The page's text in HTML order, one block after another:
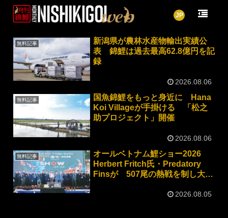
pickup
無料記事
新潟県が農林水産物輸出実績公
表 錦鯉は過去最高62.8億円を記
録
2026.08.06
無料記事
国魚錦鯉をもっと身近に Hana
Koi Villageが手掛ける 「松之
助プロジェクト」開催
2026.08.06
無料記事
オールベトナム鯉ショー2026
Herbert Fritch氏・Predatory
Finsが 507尾の熱戦を制し大賞
2026.08.05
JP